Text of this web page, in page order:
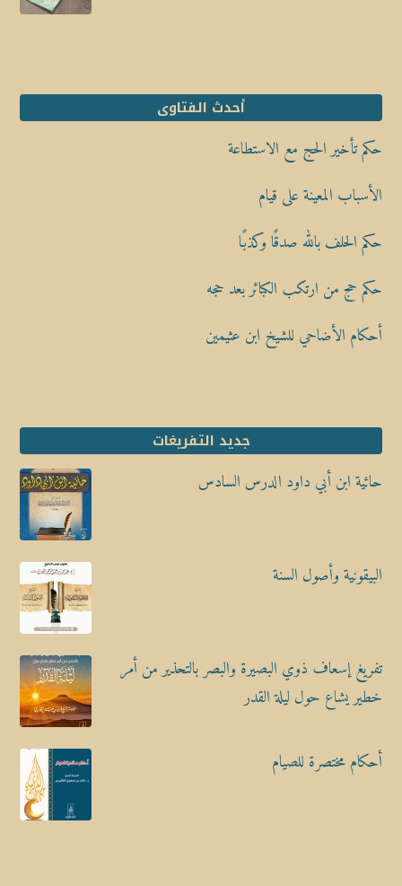
أحدث الفتاوى
حكم تأخير الحج مع الاستطاعة
الأسباب المعينة على قيام
حكم الحلف بالله صدقًا وكذبًا
حكم حج من ارتكب الكبائر بعد حجه
أحكام الأضاحي للشيخ ابن عثيمين
جديد التفريغات
حائية ابن أبي داود الدرس السادس
البيقونية وأصول السنة
تفريغ إسعاف ذوي البصيرة والبصر بالتحذير من أمر
خطير يشاع حول ليلة القدر
أحكام مختصرة للصيام